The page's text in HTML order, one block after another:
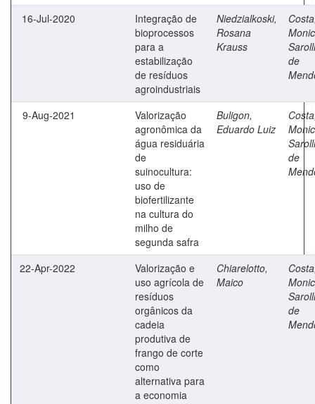
16-Jul-2020
Integração de
bioprocessos
para a
estabilização
de resíduos
agroindustriais
Niedzialkoski,
Rosana
Krauss
de
9-Aug-2021
Valorização
agronômica da
água residuária
de
suinocultura:
uso de
biofertilizante
na cultura do
milho de
segunda safra
Buligon,
Eduardo Luiz
de
22-Apr-2022
Valorização e
uso agrícola de
resíduos
orgânicos da
cadeia
produtiva de
frango de corte
como
alternativa para
a economia
Chiarelotto,
Maico
de